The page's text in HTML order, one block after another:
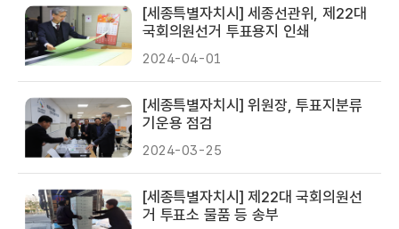
[세종특별자치시] 세종선관위, 제22대
국회의원선거 투표용지 인쇄
2024-04-01
[세종특별자치시] 위원장, 투표지분류
기운용 점검
2024-03-25
[세종특별자치시] 제22대 국회의원선
거 투표소 물품 등 송부